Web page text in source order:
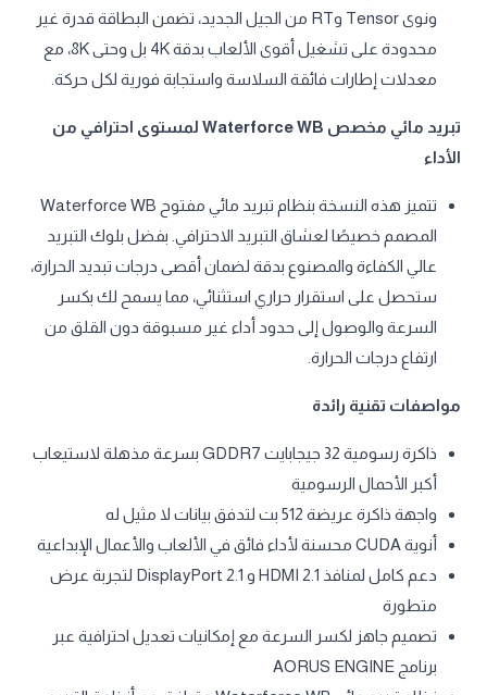
ونوى Tensor وRT من الجيل الجديد، تضمن البطاقة قدرة غير
محدودة على تشغيل أقوى الألعاب بدقة 4K بل وحتى 8K، مع
معدلات إطارات فائقة السلاسة واستجابة فورية لكل حركة.
تبريد مائي مخصص Waterforce WB لمستوى احترافي من
الأداء
تتميز هذه النسخة بنظام تبريد مائي مفتوح Waterforce WB
المصمم خصيصًا لعشاق التبريد الاحترافي. بفضل بلوك التبريد
عالي الكفاءة والمصنوع بدقة لضمان أقصى درجات تبديد الحرارة،
ستحصل على استقرار حراري استثنائي، مما يسمح لك بكسر
السرعة والوصول إلى حدود أداء غير مسبوقة دون القلق من
ارتفاع درجات الحرارة.
مواصفات تقنية رائدة
ذاكرة رسومية 32 جيجابايت GDDR7 بسرعة مذهلة لاستيعاب
أكبر الأحمال الرسومية
واجهة ذاكرة عريضة 512 بت لتدفق بيانات لا مثيل له
أنوية CUDA محسنة لأداء فائق في الألعاب والأعمال الإبداعية
دعم كامل لمنافذ HDMI 2.1 و DisplayPort 2.1 لتجربة عرض
متطورة
تصميم جاهز لكسر السرعة مع إمكانيات تعديل احترافية عبر
برنامج AORUS ENGINE